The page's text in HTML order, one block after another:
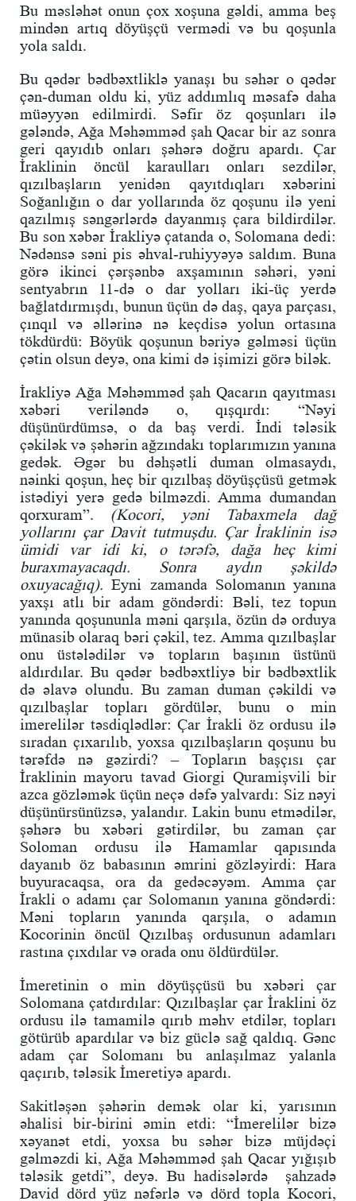
Bu məsləhət onun çox xoşuna gəldi, amma beş
mindən artıq döyüşçü vermədi və bu qoşunla
yola saldı.
Bu qədər bədbəxtliklə yanaşı bu səhər o qədər
çən-duman oldu ki, yüz addımlıq məsafə daha
müəyyən edilmirdi. Səfir öz qoşunları ilə
gələndə, Ağa Məhəmməd şah Qacar bir az sonra
geri qayıdıb onları şəhərə doğru apardı. Çar
İraklinin öncül karaulları onları sezdilər,
qızılbaşların yenidən qayıtdıqları xəbərini
Soğanlığın o dar yollarında öz qoşunu ilə yeni
qazılmış səngərlərdə dayanmış çara bildirdilər.
Bu son xəbər İrakliyə çatanda o, Solomana dedi:
Nədənsə səni pis əhval-ruhiyyəyə saldım. Buna
görə ikinci çərşənbə axşamının səhəri, yəni
sentyabrın 11-də o dar yolları iki-üç yerdə
bağlatdırmışdı, bunun üçün də daş, qaya parçası,
çınqıl və əllərinə nə keçdisə yolun ortasına
tökdürdü: Böyük qoşunun bəriyə gəlməsi üçün
çətin olsun deyə, ona kimi də işimizi görə bilək.
İrakliyə Ağa Məhəmməd şah Qacarın qayıtması
xəbəri veriləndə o, qışqırdı: “Nəyi
düşünürdümsə, o da baş verdi. İndi tələsik
çəkilək və şəhərin ağzındakı toplarımızın yanına
gedək. Əgər bu dəhşətli duman olmasaydı,
nəinki qoşun, heç bir qızılbaş döyüşçüsü getmək
istədiyi yerə gedə bilməzdi. Amma dumandan
qorxuram”. (Kocori, yəni Tabaxmela dağ
yollarını çar Davit tutmuşdu. Çar İraklinin isə
ümidi var idi ki, o tərəfə, dağa heç kimi
buraxmayacaqdı. Sonra aydın şəkildə
oxuyacağıq). Eyni zamanda Solomanın yanına
yaxşı atlı bir adam göndərdi: Bəli, tez topun
yanında qoşununla məni qarşıla, özün də orduya
münasib olaraq bəri çəkil, tez. Amma qızılbaşlar
onu üstələdilər və topların başının üstünü
aldırdılar. Bu qədər bədbəxtliyə bir bədbəxtlik
də əlavə olundu. Bu zaman duman çəkildi və
qızılbaşlar topları gördülər, bunu o min
imerelilər təsdiqlədlər: Çar İrakli öz ordusu ilə
sıradan çıxarılıb, yoxsa qızılbaşların qoşunu bu
tərəfdə nə gəzirdi? – Topların başçısı çar
İraklinin mayoru tavad Giorgi Quramişvili bir
azca gözləmək üçün neçə dəfə yalvardı: Siz nəyi
düşünürsünüzsə, yalandır. Lakin bunu etmədilər,
şəhərə bu xəbəri gətirdilər, bu zaman çar
Soloman ordusu ilə Hamamlar qapısında
dayanıb öz babasının əmrini gözləyirdi: Hara
buyuracaqsa, ora da gedəcəyəm. Amma çar
İrakli o adamı çar Solomanın yanına göndərdi:
Məni topların yanında qarşıla, o adamın
Kocorinin öncül Qızılbaş ordusunun adamları
rastına çıxdılar və orada onu öldürdülər.
İmeretinin o min döyüşçüsü bu xəbəri çar
Solomana çatdırdılar: Qızılbaşlar çar İraklini öz
ordusu ilə tamamilə qırıb məhv etdilər, topları
götürüb apardılar və biz güclə sağ qaldıq. Gənc
adam çar Solomanı bu anlaşılmaz yalanla
qaçırıb, tələsik İmeretiyə apardı.
Sakitləşən şəhərin demək olar ki, yarısının
əhalisi bir-birini əmin etdi: “İmerelilər bizə
xəyanət etdi, yoxsa bu səhər bizə müjdəçi
gəlməzdi ki, Ağa Məhəmməd şah Qacar yığışıb
tələsik getdi”, deyə. Bu hadisələrdə şahzadə
David dörd yüz nəfərlə və dörd topla Kocori,